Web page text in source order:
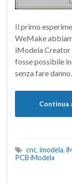
Il primo
WeMake
iModela Creator
fosse possibile
senza fare danno.
Continua
cnc, imodela,
PCB iModela